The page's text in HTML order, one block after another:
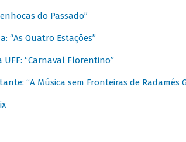
do Passado”
“As Quatro Estações”
UFF: “Carnaval Florentino”
“A Música sem Fronteiras de Radamés